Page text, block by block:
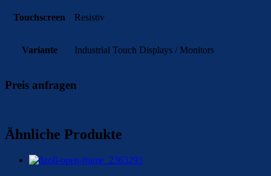
Touchscreen Resistiv
Variante Industrial Touch Displays / Monitors
Preis anfragen
Ähnliche Produkte